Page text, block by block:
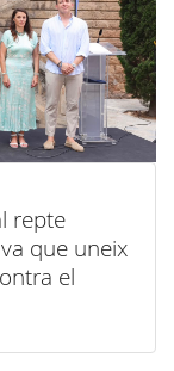
repte
que uneix
el